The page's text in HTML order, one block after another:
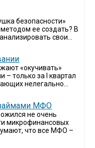
безопасности»
ее создать? В
свои...
«окучивать»
– только за I квартал
нелегально...
займами МФО
не очень
микрофинансовых
что все МФО –